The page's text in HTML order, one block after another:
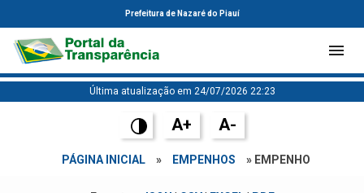
Prefeitura de Nazaré do Piauí
Última atualização em 24/07/2026 22:23
A+ A-
PÁGINA INICIAL » EMPENHOS » EMPENHO